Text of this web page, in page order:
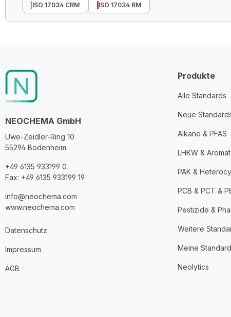
ISO 17034 CRM ISO 17034 RM
NEOCHEMA GmbH
Uwe-Zeidler-Ring 10
55294 Bodenheim
+49 6135 933199 0
Fax: +49 6135 933199 19
info@neochema.com
www.neochema.com
Datenschutz
Impressum
AGB
Produkte
Alle Standards
Neue
Alkane & PFAS
LHKW &
PAK &
PCB & PCT &
Pestizide &
Weitere
Meine
Neolytics